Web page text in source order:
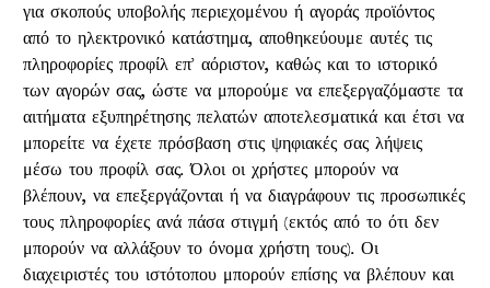
για σκοπούς υποβολής περιεχομένου ή αγοράς προϊόντος
από το ηλεκτρονικό κατάστημα, αποθηκεύουμε αυτές τις
πληροφορίες προφίλ επ' αόριστον, καθώς και το ιστορικό
των αγορών σας, ώστε να μπορούμε να επεξεργαζόμαστε τα
αιτήματα εξυπηρέτησης πελατών αποτελεσματικά και έτσι να
μπορείτε να έχετε πρόσβαση στις ψηφιακές σας λήψεις
μέσω του προφίλ σας. Όλοι οι χρήστες μπορούν να
βλέπουν, να επεξεργάζονται ή να διαγράφουν τις προσωπικές
τους πληροφορίες ανά πάσα στιγμή (εκτός από το ότι δεν
μπορούν να αλλάξουν το όνομα χρήστη τους). Οι
διαχειριστές του ιστότοπου μπορούν επίσης να βλέπουν και